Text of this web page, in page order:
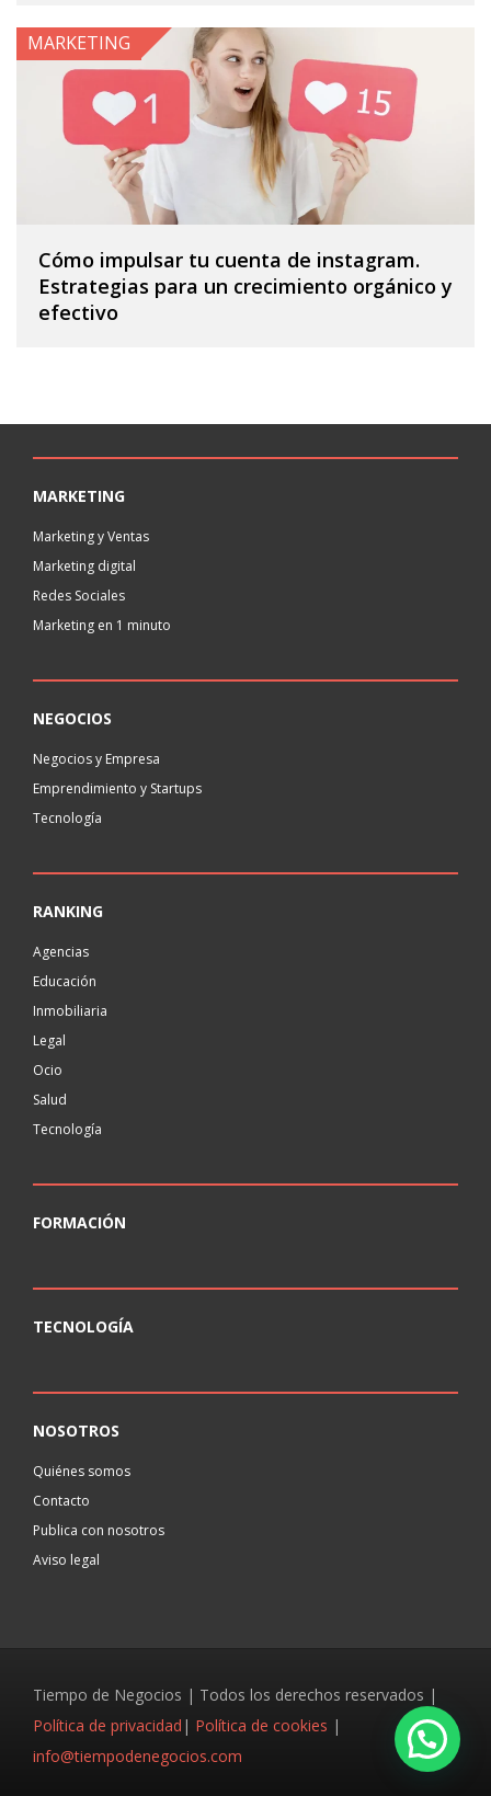
Cómo impulsar tu cuenta de instagram.
Estrategias para un crecimiento orgánico y
efectivo
MARKETING
MARKETING
Marketing y Ventas
Marketing digital
Redes Sociales
Marketing en 1 minuto
NEGOCIOS
Negocios y Empresa
Emprendimiento y Startups
Tecnología
RANKING
Agencias
Educación
Inmobiliaria
Legal
Ocio
Salud
Tecnología
FORMACIÓN
TECNOLOGÍA
NOSOTROS
Quiénes somos
Contacto
Publica con nosotros
Aviso legal
Tiempo de Negocios | Todos los derechos reservados |
Política de privacidad | Política de cookies |
info@tiempodenegocios.com